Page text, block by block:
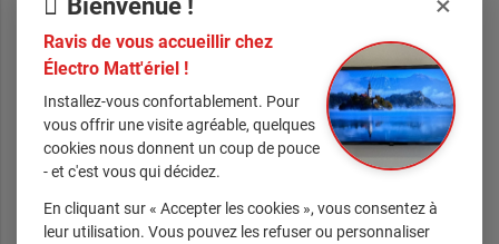
Secteur d'intervention :
Muret, Labarthe, Lagardelle sur Lèze, Portet-sur-Garonne
etc... (environ 30 km aux alentours du Vernet)
Nos clients ont adoré ces
articles, et vous ?
Bienvenue !
Ravis de vous accueillir chez
Électro Matt'ériel !
Installez-vous confortablement. Pour
vous offrir une visite agréable, quelques
cookies nous donnent un coup de pouce
- et c'est vous qui décidez.
En cliquant sur « Accepter les cookies », vous consentez à
leur utilisation. Vous pouvez les refuser ou personnaliser